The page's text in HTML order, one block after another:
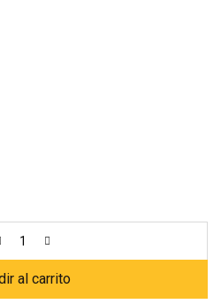
al carrito